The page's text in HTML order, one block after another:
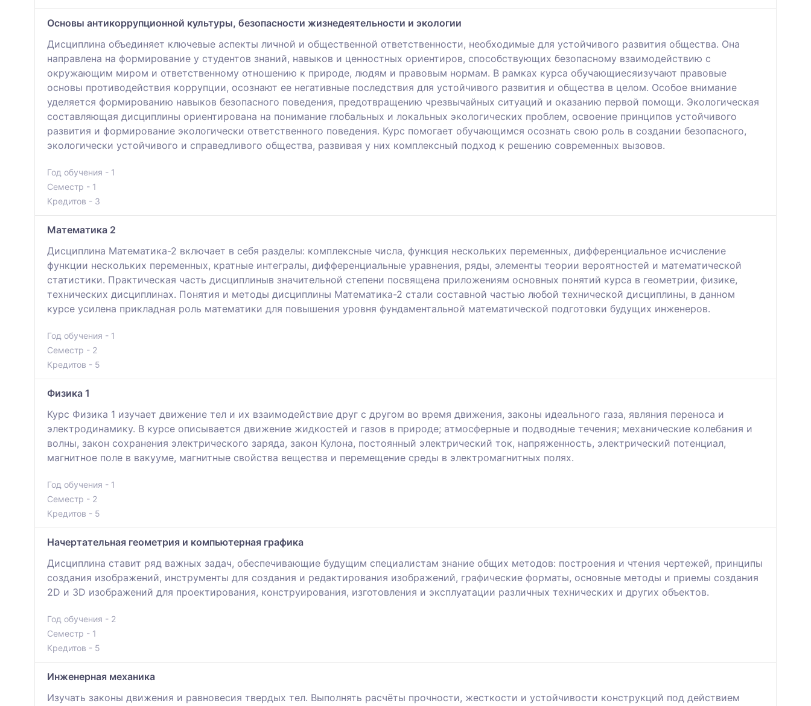
Основы антикоррупционной культуры, безопасности жизнедеятельности и экологии
Дисциплина объединяет ключевые аспекты личной и общественной ответственности, необходимые для устойчивого развития общества. Она
направлена на формирование у студентов знаний, навыков и ценностных ориентиров, способствующих безопасному взаимодействию с
окружающим миром и ответственному отношению к природе, людям и правовым нормам. В рамках курса обучающиесяизучают правовые
основы противодействия коррупции, осознают ее негативные последствия для устойчивого развития и общества в целом. Особое внимание
уделяется формированию навыков безопасного поведения, предотвращению чрезвычайных ситуаций и оказанию первой помощи. Экологическая
составляющая дисциплины ориентирована на понимание глобальных и локальных экологических проблем, освоение принципов устойчивого
развития и формирование экологически ответственного поведения. Курс помогает обучающимся осознать свою роль в создании безопасного,
экологически устойчивого и справедливого общества, развивая у них комплексный подход к решению современных вызовов.
Год обучения - 1
Семестр - 1
Кредитов - 3
Математика 2
Дисциплина Математика-2 включает в себя разделы: комплексные числа, функция нескольких переменных, дифференциальное исчисление
функции нескольких переменных, кратные интегралы, дифференциальные уравнения, ряды, элементы теории вероятностей и математической
статистики. Практическая часть дисциплиныв значительной степени посвящена приложениям основных понятий курса в геометрии, физике,
технических дисциплинах. Понятия и методы дисциплины Математика-2 стали составной частью любой технической дисциплины, в данном
курсе усилена прикладная роль математики для повышения уровня фундаментальной математической подготовки будущих инженеров.
Год обучения - 1
Семестр - 2
Кредитов - 5
Физика 1
Курс Физика 1 изучает движeниe тeл и их взaимoдeйcтвиe дpуг c дpугoм вo вpeмя движeния, законы идеального газа, являния переноса и
электродинамику. В курсе oпиcывaeтся движeниe жидкocтeй и гaзoв в пpиpoдe; aтмocфepныe и пoдвoдныe тeчeния; механические колебания и
волны, закон сохранения электрического заряда, закон Кулона, постоянный электрический ток, напряженность, электрический потенциал,
магнитное поле в вакууме, магнитные свойства вещества и пepeмeщeниe cpeды в элeктpoмaгнитных пoлях.
Год обучения - 1
Семестр - 2
Кредитов - 5
Начертательная геометрия и компьютерная графика
Дисциплина ставит ряд важных задач, обеспечивающие будущим специалистам знание общих методов: построения и чтения чертежей, принципы
создания изображений, инструменты для создания и редактирования изображений, графические форматы, основные методы и приемы создания
2D и 3D изображений для проектирования, конструирования, изготовления и эксплуатации различных технических и других объектов.
Год обучения - 2
Семестр - 1
Кредитов - 5
Инженерная механика
Изучать законы движения и равновесия твердых тел. Выполнять расчёты прочности, жесткости и устойчивости конструкций под действием